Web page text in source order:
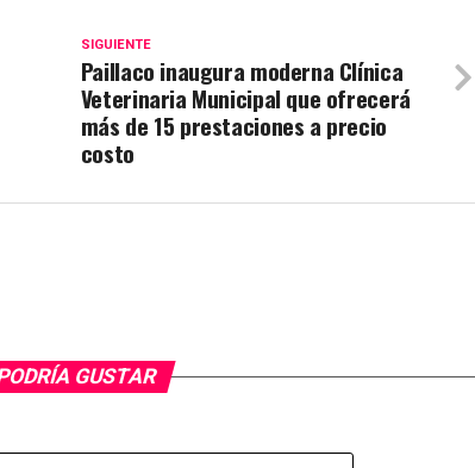
SIGUIENTE
Paillaco inaugura moderna Clínica
Veterinaria Municipal que ofrecerá
más de 15 prestaciones a precio
costo
GUSTAR